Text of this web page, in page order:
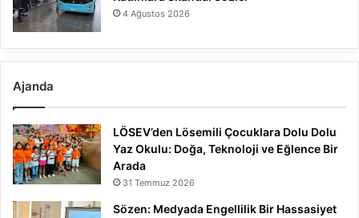
4 Ağustos 2026
Ajanda
LÖSEV’den Lösemili Çocuklara Dolu Dolu
Yaz Okulu: Doğa, Teknoloji ve Eğlence Bir
Arada
31 Temmuz 2026
Sözen: Medyada Engellilik Bir Hassasiyet